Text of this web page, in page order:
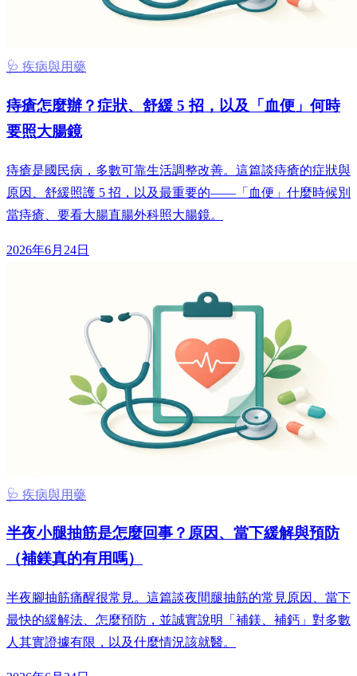
🩺 疾病與用藥
痔瘡怎麼辦？症狀、舒緩 5 招，以及「血便」何時
要照大腸鏡
痔瘡是國民病，多數可靠生活調整改善。這篇談痔瘡的症狀與
原因、舒緩照護 5 招，以及最重要的——「血便」什麼時候別
當痔瘡、要看大腸直腸外科照大腸鏡。
2026年6月24日
🩺 疾病與用藥
半夜小腿抽筋是怎麼回事？原因、當下緩解與預防
（補鎂真的有用嗎）
半夜腳抽筋痛醒很常見。這篇談夜間腿抽筋的常見原因、當下
最快的緩解法、怎麼預防，並誠實說明「補鎂、補鈣」對多數
人其實證據有限，以及什麼情況該就醫。